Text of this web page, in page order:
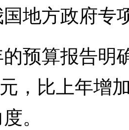
地方政府专
算报告明
，比上年增
。